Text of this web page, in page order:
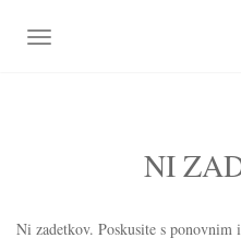
TOGGLE NAVIGATION
NI
Ni zadetkov. Poskusite s ponovnim